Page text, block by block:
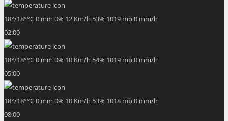
18°/18°°C0 mm 0% 12 Km/h 53% 1019 mb0 mm/h
02:00
18°/18°°C0 mm 0% 10 Km/h 54% 1019 mb0 mm/h
05:00
18°/18°°C0 mm 0% 10 Km/h 53% 1018 mb0 mm/h
08:00